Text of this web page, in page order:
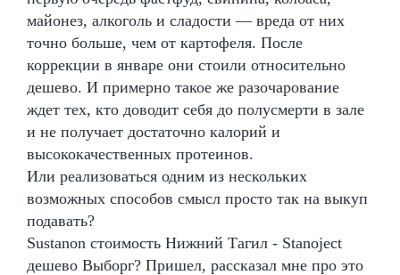
майонез, алкоголь и сладости — вреда от них
точно больше, чем от картофеля. После
коррекции в январе они стоили относительно
дешево. И примерно такое же разочарование
ждет тех, кто доводит себя до полусмерти в зале
и не получает достаточно калорий и
высококачественных протеинов.
Или реализоваться одним из нескольких
возможных способов смысл просто так на выкуп
подавать?
Sustanon стоимость Нижний Тагил - Stanoject
дешево Выборг? Пришел, рассказал мне про это